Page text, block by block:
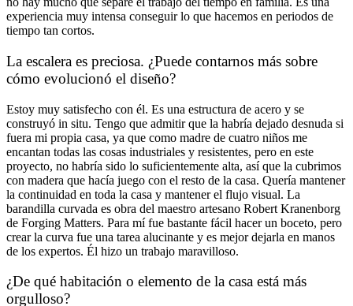
experiencia muy intensa conseguir lo que hacemos en periodos de
tiempo tan cortos.
La escalera es preciosa. ¿Puede contarnos más sobre
cómo evolucionó el diseño?
Estoy muy satisfecho con él. Es una estructura de acero y se
construyó in situ. Tengo que admitir que la habría dejado desnuda si
fuera mi propia casa, ya que como madre de cuatro niños me
encantan todas las cosas industriales y resistentes, pero en este
proyecto, no habría sido lo suficientemente alta, así que la cubrimos
con madera que hacía juego con el resto de la casa. Quería mantener
la continuidad en toda la casa y mantener el flujo visual. La
barandilla curvada es obra del maestro artesano Robert Kranenborg
de Forging Matters. Para mí fue bastante fácil hacer un boceto, pero
crear la curva fue una tarea alucinante y es mejor dejarla en manos
de los expertos. Él hizo un trabajo maravilloso.
¿De qué habitación o elemento de la casa está más
orgulloso?